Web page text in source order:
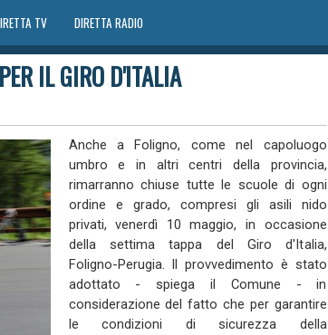
TV DIRETTA RADIO
IL GIRO D'ITALIA
Anche a Foligno, come nel capoluogo
umbro e in altri centri della provincia,
rimarranno chiuse tutte le scuole di ogni
ordine e grado, compresi gli asili nido
privati, venerdì 10 maggio, in occasione
della settima tappa del Giro d'Italia,
Foligno-Perugia. Il provvedimento è stato
adottato - spiega il Comune - in
considerazione del fatto che per garantire
le condizioni di sicurezza della